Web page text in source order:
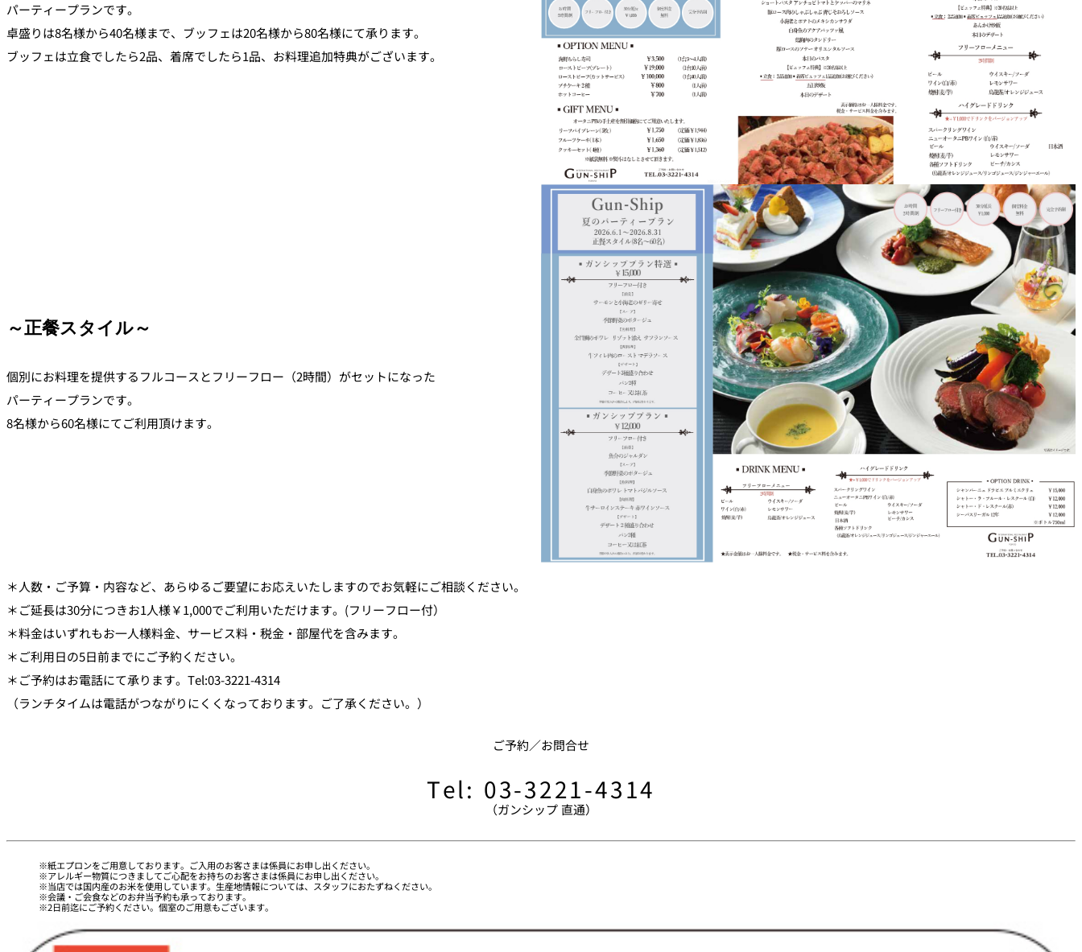
パーティープランです。
卓盛りは8名様から40名様まで、ブッフェは20名様から80名様にて承ります。
ブッフェは立食でしたら2品、着席でしたら1品、お料理追加特典がございます。
～正餐スタイル～
個別にお料理を提供するフルコースとフリーフロー（2時間）がセットになった
パーティープランです。
8名様から60名様にてご利用頂けます。
＊人数・ご予算・内容など、あらゆるご要望にお応えいたしますのでお気軽にご相談ください。
＊ご延長は30分につきお1人様￥1,000でご利用いただけます。(フリーフロー付）
＊料金はいずれもお一人様料金、サービス料・税金・部屋代を含みます。
＊ご利用日の5日前までにご予約ください。
＊ご予約はお電話にて承ります。Tel:03-3221-4314
（ランチタイムは電話がつながりにくくなっております。ご了承ください。）
ご予約／お問合せ
Tel: 03-3221-4314
（ガンシップ 直通）
紙エプロンをご用意しております。ご入用のお客さまは係員にお申し出ください。
アレルギー物質につきましてご心配をお持ちのお客さまは係員にお申し出ください。
当店では国内産のお米を使用しています。生産地情報については、スタッフにおたずねください。
会議・ご会食などのお弁当予約も承っております。
2日前迄にご予約ください。個室のご用意もございます。